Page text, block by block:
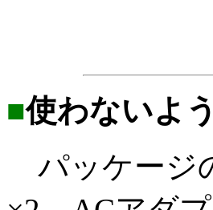
■使わないよ
パッケージ